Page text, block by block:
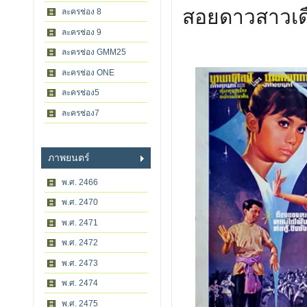
ละครช่อง 8
ละครช่อง 9
ละครช่อง GMM25
ละครช่อง ONE
ละครช่อง5
ละครช่อง7
ภาพยนตร์
พ.ศ. 2466
พ.ศ. 2470
พ.ศ. 2471
พ.ศ. 2472
พ.ศ. 2473
พ.ศ. 2474
พ.ศ. 2475
สอยดาวสาวเ